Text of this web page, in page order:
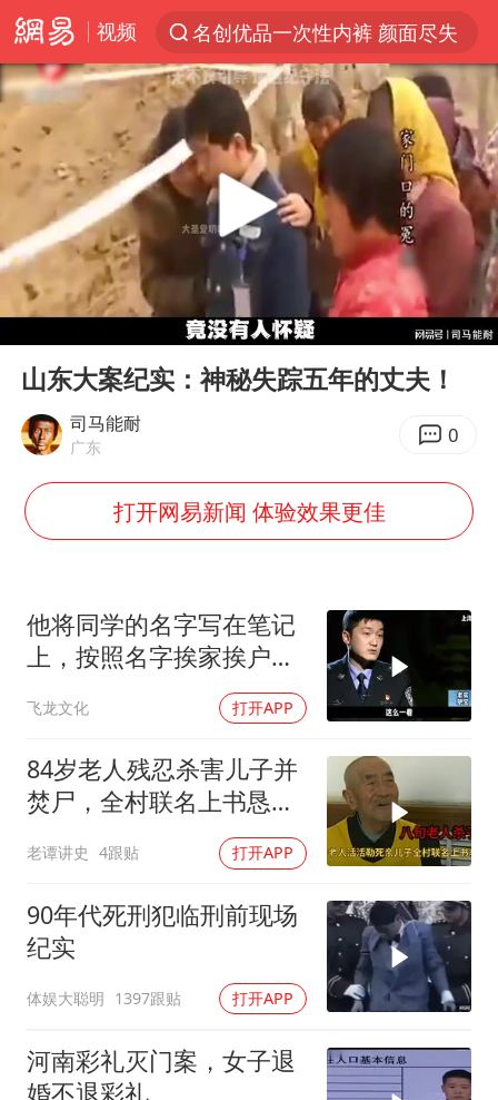
视频
名创优品一次性内裤 颜面尽失
解锁各地夏日限定体验
视频丨中国东方电气集团原党组副书记、董事宋致远被查
四川宜宾市珙县发生3.4级地震
台风白海豚闭眼浙江上海处于危险半圆
白海豚将正面袭击贯穿浙江
香港宏福苑火灾或由烟头引起
中国父女泰国骑摩托车坠崖1死1伤
浙江台州《告全体市民书》
郑丽文：台湾从来没有“独立”过
刘浩存百花奖开幕式红裙起舞
女儿为争财产堵门阻挠父亲出殡
万岁山接盘烂尾恒大文旅城
戚薇谈把脸交给AI
多个明星演唱会取消
习近平心系体育强国建设
Play
00:00 06:40
山东大案纪实：神秘失踪五年的丈夫！
司马能耐
广东 0
打开网易新闻 体验效果更佳
他将同学的名字写在笔记
上，按照名字挨家挨户去
飞龙文化 打开APP
84岁老人残忍杀害儿子并
焚尸，全村联名上书恳求
轻判，得知缘由警察心疼
落泪
老谭讲史 4跟贴 打开APP
90年代死刑犯临刑前现场
纪实
体娱大聪明 1397跟贴 打开APP
河南彩礼灭门案，女子退
婚不退彩礼